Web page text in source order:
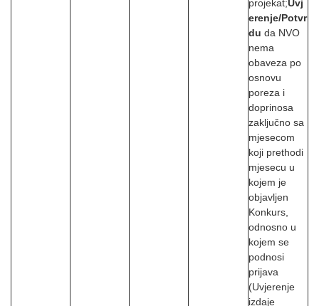
projekat;Uvj
erenje/Potvr
du da NVO
nema
obaveza po
osnovu
poreza i
doprinosa
zaključno sa
mjesecom
koji prethodi
mjesecu u
kojem je
objavljen
Konkurs,
odnosno u
kojem se
podnosi
prijava
(Uvjerenje
izdaje